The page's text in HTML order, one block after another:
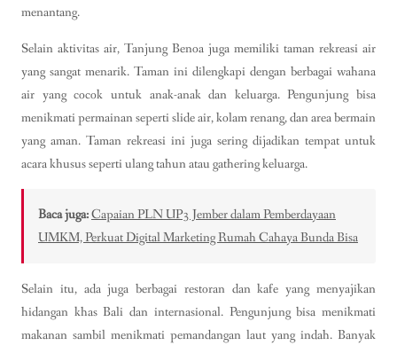
menantang.
Selain aktivitas air, Tanjung Benoa juga memiliki taman rekreasi air
yang sangat menarik. Taman ini dilengkapi dengan berbagai wahana
air yang cocok untuk anak-anak dan keluarga. Pengunjung bisa
menikmati permainan seperti slide air, kolam renang, dan area bermain
yang aman. Taman rekreasi ini juga sering dijadikan tempat untuk
acara khusus seperti ulang tahun atau gathering keluarga.
Baca juga:Capaian PLN UP3 Jember dalam Pemberdayaan
UMKM, Perkuat Digital Marketing Rumah Cahaya Bunda Bisa
Selain itu, ada juga berbagai restoran dan kafe yang menyajikan
hidangan khas Bali dan internasional. Pengunjung bisa menikmati
makanan sambil menikmati pemandangan laut yang indah. Banyak